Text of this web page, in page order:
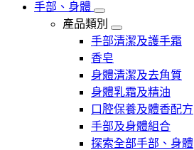
手部、身體
產品類別
手部清潔及護手霜
香皂
身體清潔及去角質
身體乳霜及精油
口腔保養及體香配方
手部及身體組合
探索全部手部、身體